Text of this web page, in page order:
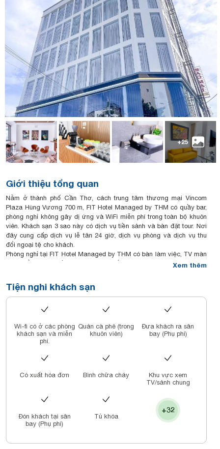
+25
Giới thiệu tổng quan
Nằm ở thành phố Cần Thơ, cách trung tâm thương mại Vincom
Plaza Hùng Vương 700 m, FIT Hotel Managed by THM có quầy bar,
phòng nghỉ không gây dị ứng và WiFi miễn phí trong toàn bộ khuôn
viên. Khách sạn 3 sao này có dịch vụ tiền sảnh và bàn đặt tour. Nơi
đây cung cấp dịch vụ lễ tân 24 giờ, dịch vụ phòng và dịch vụ thu
đổi ngoại tệ cho khách.
Phòng nghỉ tại FIT Hotel Managed by THM có bàn làm việc, TV màn
hình phẳng, máy điều hòa và phòng tắm riêng với vòi sen cùng dép.
trang bị ga trải giường và khăn tắm.
Các điểm tham quan nổi tiếng gần FIT Hotel Managed by THM bao
gồm Bến Ninh Kiều, Sân vận động Cần Thơ và Bảo tàng Cần Thơ.
Sân bay gần nhất là sân bay quốc tế Cần Thơ, cách khách sạn 9
phụ phí.
Xem thêm
Tiện nghi khách sạn
Wi-fi có ở các phòng
khách sạn và miễn
phí.
Quán cà phê (trong
khuôn viên)
Đưa khách ra sân
bay (Phụ phí)
Có xuất hóa đơn Bình chữa cháy
Khu vực xem
TV/sảnh chung
Đón khách tại sân
bay (Phụ phí)
Tủ khóa
+32